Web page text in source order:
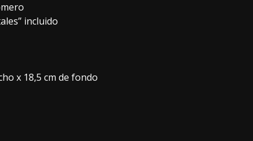
incluido
x 18,5 cm de fondo